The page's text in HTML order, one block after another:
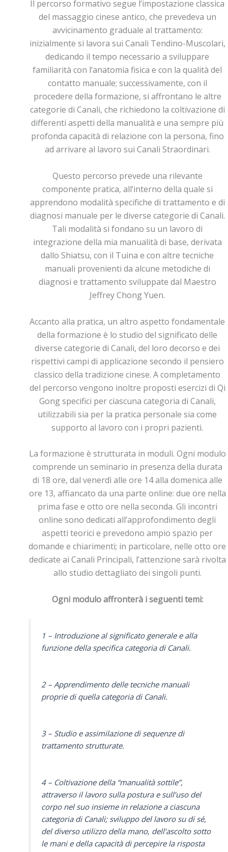
Il percorso formativo segue l’impostazione classica
del massaggio cinese antico, che prevedeva un
avvicinamento graduale al trattamento:
inizialmente si lavora sui Canali Tendino-Muscolari,
dedicando il tempo necessario a sviluppare
familiarità con l’anatomia fisica e con la qualità del
contatto manuale; successivamente, con il
procedere della formazione, si affrontano le altre
categorie di Canali, che richiedono la coltivazione di
differenti aspetti della manualità e una sempre più
profonda capacità di relazione con la persona, fino
ad arrivare al lavoro sui Canali Straordinari.
Questo percorso prevede una rilevante
componente pratica, all’interno della quale si
apprendono modalità specifiche di trattamento e di
diagnosi manuale per le diverse categorie di Canali.
Tali modalità si fondano su un lavoro di
integrazione della mia manualità di base, derivata
dallo Shiatsu, con il Tuina e con altre tecniche
manuali provenienti da alcune metodiche di
diagnosi e trattamento sviluppate dal Maestro
Jeffrey Chong Yuen.
Accanto alla pratica, un altro aspetto fondamentale
della formazione è lo studio del significato delle
diverse categorie di Canali, del loro decorso e dei
rispettivi campi di applicazione secondo il pensiero
classico della tradizione cinese. A completamento
del percorso vengono inoltre proposti esercizi di Qi
Gong specifici per ciascuna categoria di Canali,
utilizzabili sia per la pratica personale sia come
supporto al lavoro con i propri pazienti.
La formazione è strutturata in moduli. Ogni modulo
comprende un seminario in presenza della durata
di 18 ore, dal venerdì alle ore 14 alla domenica alle
ore 13, affiancato da una parte online: due ore nella
prima fase e otto ore nella seconda. Gli incontri
online sono dedicati all’approfondimento degli
aspetti teorici e prevedono ampio spazio per
domande e chiarimenti; in particolare, nelle otto ore
dedicate ai Canali Principali, l’attenzione sarà rivolta
allo studio dettagliato dei singoli punti.
Ogni modulo affronterà i seguenti temi:
1 – Introduzione al significato generale e alla
funzione della specifica categoria di Canali.
2 – Apprendimento delle tecniche manuali
proprie di quella categoria di Canali.
3 – Studio e assimilazione di sequenze di
trattamento strutturate.
4 – Coltivazione della “manualità sottile”,
attraverso il lavoro sulla postura e sull’uso del
corpo nel suo insieme in relazione a ciascuna
categoria di Canali; sviluppo del lavoro su di sé,
del diverso utilizzo della mano, dell’ascolto sotto
le mani e della capacità di percepire la risposta